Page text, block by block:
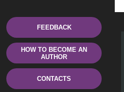
FEEDBACK
HOW TO BECOME AN
AUTHOR
CONTACTS